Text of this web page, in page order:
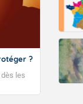
?
les